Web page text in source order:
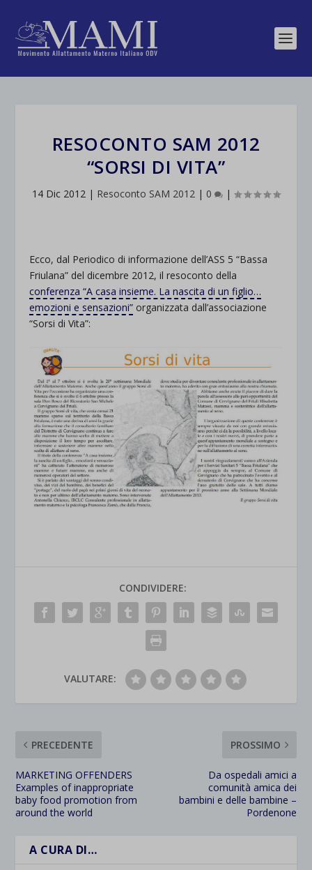
RESOCONTO SAM 2012
“SORSI DI VITA”
14 Dic 2012 | Resoconto SAM 2012 | 0 |
Ecco, dal Periodico di informazione dell’ASS 5 “Bassa
Friulana” del dicembre 2012, il resoconto della
conferenza “A casa insieme. La nascita di un figlio…
emozioni e sensazioni” organizzata dall’associazione
“Sorsi di Vita”:
CONDIVIDERE:
VALUTARE:
PRECEDENTE
MARKETING OFFENDERS
Examples of inappropriate
baby food promotion from
around the world
PROSSIMO
Da ospedali amici a
comunità amica dei
bambini e delle bambine –
Pordenone
A CURA DI…